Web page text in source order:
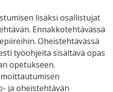
lisäksi osallistujat
Ennakkotehtävässä
Oheistehtävässä
työohjeita sisältävä opas
opetukseen.
ja oheistehtävän